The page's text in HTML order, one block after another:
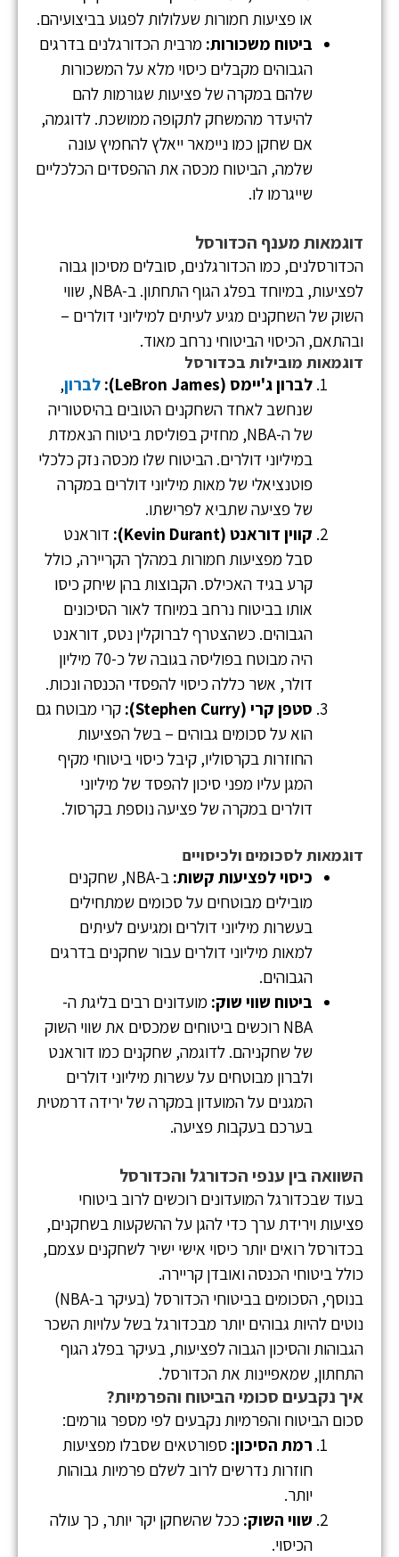
או פציעות חמורות שעלולות לפגוע בביצועיהם.
ביטוח משכורות: מרבית הכדורגלנים בדרגים
הגבוהים מקבלים כיסוי מלא על המשכורות
שלהם במקרה של פציעות שגורמות להם
להיעדר מהמשחק לתקופה ממושכת. לדוגמה,
אם שחקן כמו ניימאר ייאלץ להחמיץ עונה
שלמה, הביטוח מכסה את ההפסדים הכלכליים
שייגרמו לו.
דוגמאות מענף הכדורסל
הכדורסלנים, כמו הכדורגלנים, סובלים מסיכון גבוה
לפציעות, במיוחד בפלג הגוף התחתון. ב-NBA, שווי
השוק של השחקנים מגיע לעיתים למיליוני דולרים –
ובהתאם, הכיסוי הביטוחי נרחב מאוד.
דוגמאות מובילות בכדורסל
לברון ג'יימס (LeBron James):
לברון,
שנחשב לאחד השחקנים הטובים בהיסטוריה
של ה-NBA, מחזיק בפוליסת ביטוח הנאמדת
במיליוני דולרים. הביטוח שלו מכסה נזק כלכלי
פוטנציאלי של מאות מיליוני דולרים במקרה
של פציעה שתביא לפרישתו.
קווין דוראנט (Kevin Durant):
דוראנט
סבל מפציעות חמורות במהלך הקריירה, כולל
קרע בגיד האכילס. הקבוצות בהן שיחק כיסו
אותו בביטוח נרחב במיוחד לאור הסיכונים
הגבוהים. כשהצטרף לברוקלין נטס, דוראנט
היה מבוטח בפוליסה בגובה של כ-70 מיליון
דולר, אשר כללה כיסוי להפסדי הכנסה ונכות.
סטפן קרי (Stephen Curry):
קרי מבוטח גם
הוא על סכומים גבוהים – בשל הפציעות
החוזרות בקרסוליו, קיבל כיסוי ביטוחי מקיף
המגן עליו מפני סיכון להפסד של מיליוני
דולרים במקרה של פציעה נוספת בקרסול.
דוגמאות לסכומים ולכיסויים
כיסוי לפציעות קשות:
ב-NBA, שחקנים
מובילים מבוטחים על סכומים שמתחילים
בעשרות מיליוני דולרים ומגיעים לעיתים
למאות מיליוני דולרים עבור שחקנים בדרגים
הגבוהים.
ביטוח שווי שוק: מועדונים רבים בליגת ה-
NBA רוכשים ביטוחים שמכסים את שווי השוק
של שחקניהם. לדוגמה, שחקנים כמו דוראנט
ולברון מבוטחים על עשרות מיליוני דולרים
המגנים על המועדון במקרה של ירידה דרמטית
בערכם בעקבות פציעה.
השוואה בין ענפי הכדורגל והכדורסל
בעוד שבכדורגל המועדונים רוכשים לרוב ביטוחי
פציעות וירידת ערך כדי להגן על ההשקעות בשחקנים,
בכדורסל רואים יותר כיסוי אישי ישיר לשחקנים עצמם,
כולל ביטוחי הכנסה ואובדן קריירה.
בנוסף, הסכומים בביטוחי הכדורסל (בעיקר ב-NBA)
נוטים להיות גבוהים יותר מבכדורגל בשל עלויות השכר
הגבוהות והסיכון הגבוה לפציעות, בעיקר בפלג הגוף
התחתון, שמאפיינות את הכדורסל.
איך נקבעים סכומי הביטוח והפרמיות?
סכום הביטוח והפרמיות נקבעים לפי מספר גורמים:
רמת הסיכון: ספורטאים שסבלו מפציעות
חוזרות נדרשים לרוב לשלם פרמיות גבוהות
יותר.
שווי השוק: ככל שהשחקן יקר יותר, כך עולה
הכיסוי.